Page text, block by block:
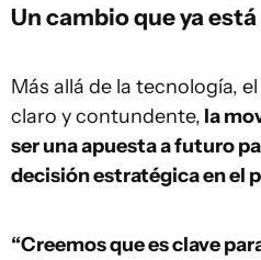
Un cambio que ya
Más allá de la tecnología,
claro y contundente, la
ser una apuesta a futuro
decisión estratégica en el
“Creemos que es clave